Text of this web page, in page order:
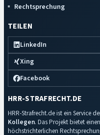
Rechtsprechung
TEILEN
LinkedIn
Xing
Facebook
HRR-STRAFRECHT.DE
HRR-Strafrecht.de ist ein Service
Kollegen. Das Projekt bietet
höchstrichterlichen